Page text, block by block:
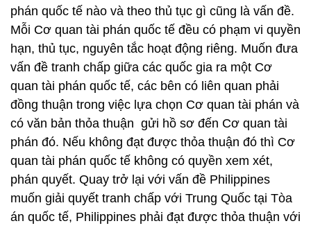
phán quốc tế nào và theo thủ tục gì cũng là vấn đề.
Mỗi Cơ quan tài phán quốc tế đều có phạm vi quyền
hạn, thủ tục, nguyên tắc hoạt động riêng. Muốn đưa
vấn đề tranh chấp giữa các quốc gia ra một Cơ
quan tài phán quốc tế, các bên có liên quan phải
đồng thuận trong việc lựa chọn Cơ quan tài phán và
có văn bản thỏa thuận gửi hồ sơ đến Cơ quan tài
phán đó. Nếu không đạt được thỏa thuận đó thì Cơ
quan tài phán quốc tế không có quyền xem xét,
phán quyết. Quay trở lại với vấn đề Philippines
muốn giải quyết tranh chấp với Trung Quốc tại Tòa
án quốc tế, Philippines phải đạt được thỏa thuận với